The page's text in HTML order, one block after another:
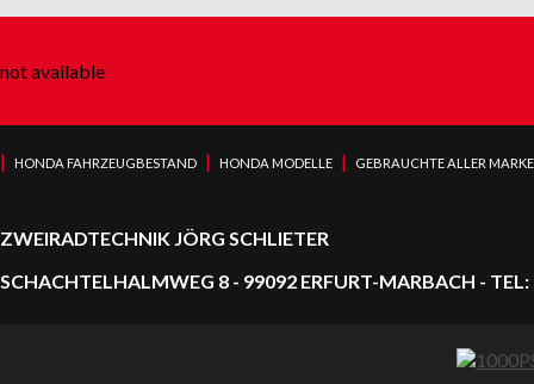
not available
| HONDA FAHRZEUGBESTAND | HONDA MODELLE | GEBRAUCHTE ALLER
ZWEIRADTECHNIK JÖRG SCHLIETER
SCHACHTELHALMWEG 8 - 99092 ERFURT-MARBACH -